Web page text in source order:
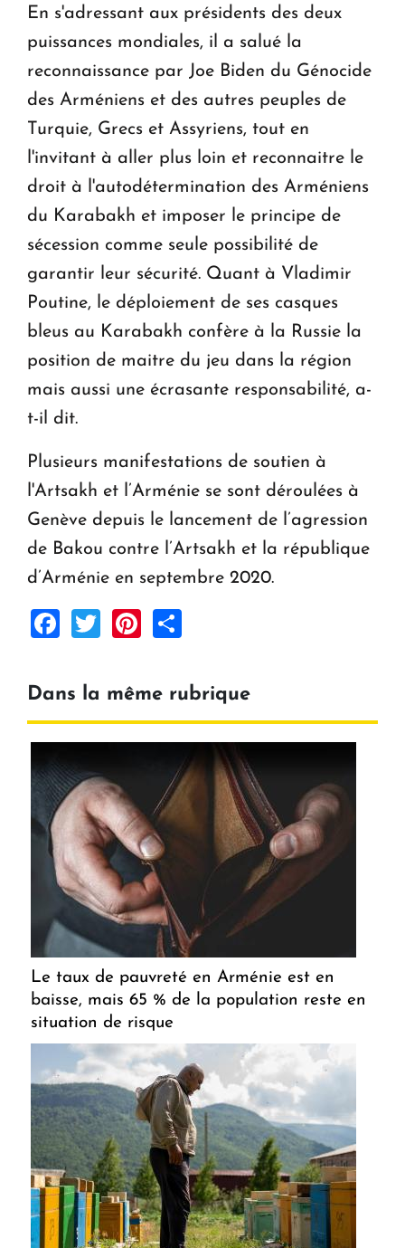
En s'adressant aux présidents des deux
puissances mondiales, il a salué la
reconnaissance par Joe Biden du Génocide
des Arméniens et des autres peuples de
Turquie, Grecs et Assyriens, tout en
l'invitant à aller plus loin et reconnaitre le
droit à l'autodétermination des Arméniens
du Karabakh et imposer le principe de
sécession comme seule possibilité de
garantir leur sécurité. Quant à Vladimir
Poutine, le déploiement de ses casques
bleus au Karabakh confère à la Russie la
position de maitre du jeu dans la région
mais aussi une écrasante responsabilité, a-
t-il dit.
Plusieurs manifestations de soutien à
l'Artsakh et l’Arménie se sont déroulées à
Genève depuis le lancement de l’agression
de Bakou contre l’Artsakh et la république
d’Arménie en septembre 2020.
Facebook
TwitterPinterest
Dans la même rubrique
Le taux de pauvreté en Arménie est en
baisse, mais 65 % de la population reste en
situation de risque